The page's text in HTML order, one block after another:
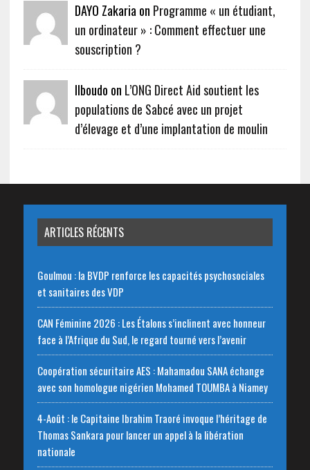
DAYO Zakaria on Programme « un étudiant,
un ordinateur » : Comment effectuer une
souscription ?
Ilboudo on L’ONG Direct Aid soutient les
populations de Sabcé avec un projet
d’élevage et d’une implantation de moulin
ARTICLES RÉCENTS
Goulmou : la BVDP renforce les capacités psychosociales
et sanitaires des VDP
CAN Féminine 2026 : Les Étalons s’inclinent avec honneur
face à l’Afrique du Sud, le regard tourné vers l’avenir
Coopération sécuritaire AES : Mahamadou SANA échange
avec son homologue nigérien Mohamed TOUMBA à Niamey
4-Août : le Capitaine Ibrahim Traoré invoque l’héritage de
Thomas Sankara pour lancer un appel à la libération
nationale